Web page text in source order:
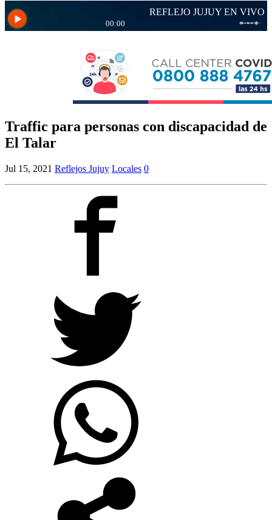
Traffic para personas con discapacidad de
El Talar
Jul 15, 2021 Reflejos Jujuy Locales 0